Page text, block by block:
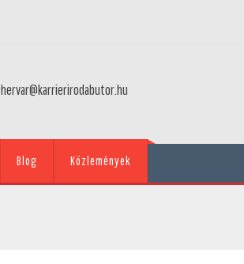
Blog Közlemények